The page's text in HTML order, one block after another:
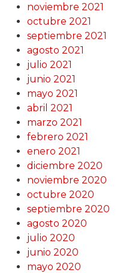
noviembre 2021
octubre 2021
septiembre 2021
agosto 2021
julio 2021
junio 2021
mayo 2021
abril 2021
marzo 2021
febrero 2021
enero 2021
diciembre 2020
noviembre 2020
octubre 2020
septiembre 2020
agosto 2020
julio 2020
junio 2020
mayo 2020